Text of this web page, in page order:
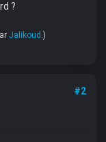
?
Jalikoud .)
#2